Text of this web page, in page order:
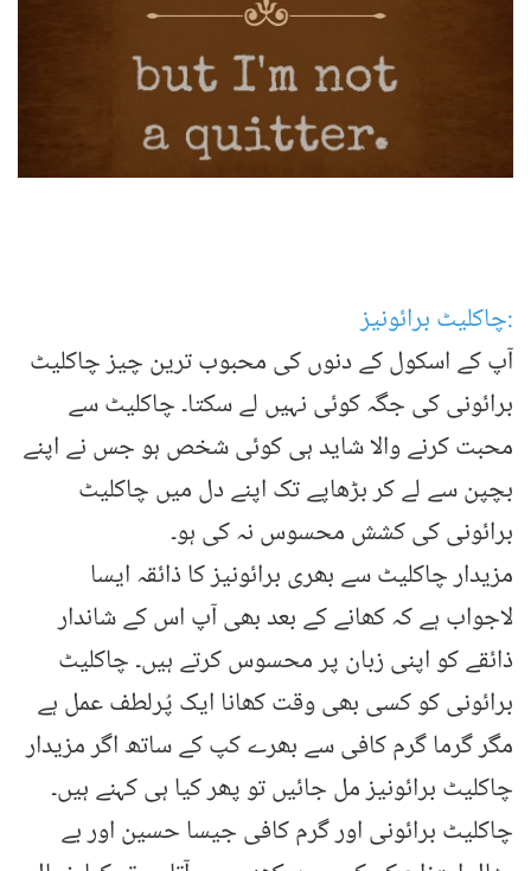
:چاکلیٹ برائونیز
آپ کے اسکول کے دنوں کی محبوب ترین چیز چاکلیٹ
برائونی کی جگہ کوئی نہیں لے سکتا۔ چاکلیٹ سے
محبت کرنے والا شاید ہی کوئی شخص ہو جس نے اپنے
بچپن سے لے کر بڑھاپے تک اپنے دل میں چاکلیٹ
برائونی کی کشش محسوس نہ کی ہو۔
مزیدار چاکلیٹ سے بھری برائونیز کا ذائقہ ایسا
لاجواب ہے کہ کھانے کے بعد بھی آپ اس کے شاندار
ذائقے کو اپنی زبان پر محسوس کرتے ہیں۔ چاکلیٹ
برائونی کو کسی بھی وقت کھانا ایک پُرلطف عمل ہے
مگر گرما گرم کافی سے بھرے کپ کے ساتھ اگر مزیدار
چاکلیٹ برائونیز مل جائیں تو پھر کیا ہی کہنے ہیں۔
چاکلیٹ برائونی اور گرم کافی جیسا حسین اور بے